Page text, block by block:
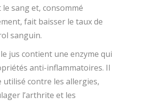
le sang et, consommé
fait baisser le taux de
sanguin.
le jus contient une enzyme qui
anti-inflammatoires. Il
utilisé contre les allergies,
l’arthrite et les